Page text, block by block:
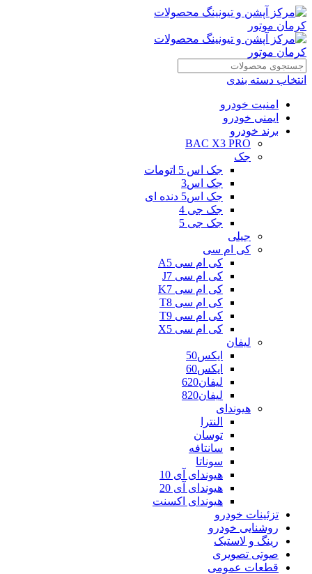
انتخاب دسته بندی
امنیت خودرو
ایمنی خودرو
برند خودرو
BAC X3 PRO
جک
جک اس 5 اتومات
جک اس3
جک اس5 دنده ای
جک جی 4
جک جی 5
جیلی
کی ام سی
کی ام سی A5
کی ام سی J7
کی ام سی K7
کی ام سی T8
کی ام سی T9
کی ام سی X5
لیفان
ایکس50
ایکس60
لیفان620
لیفان820
هیوندای
النترا
توسان
سانتافه
سوناتا
هیوندای آی 10
هیوندای آی 20
هیوندای اکسنت
تزئینات خودرو
روشنایی خودرو
رینگ و لاستیک
صوتی تصویری
قطعات عمومی